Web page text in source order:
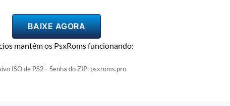
BAIXE AGORA
mantêm os PsxRoms funcionando:
ISO de PS2 - Senha do ZIP: psxroms.pro